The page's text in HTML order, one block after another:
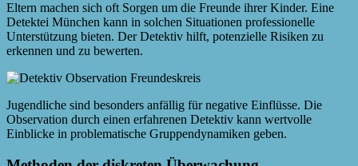
Eltern machen sich oft Sorgen um die Freunde ihrer Kinder. Eine
Detektei München kann in solchen Situationen professionelle
Unterstützung bieten. Der Detektiv hilft, potenzielle Risiken zu
erkennen und zu bewerten.
Jugendliche sind besonders anfällig für negative Einflüsse. Die
Observation durch einen erfahrenen Detektiv kann wertvolle
Einblicke in problematische Gruppendynamiken geben.